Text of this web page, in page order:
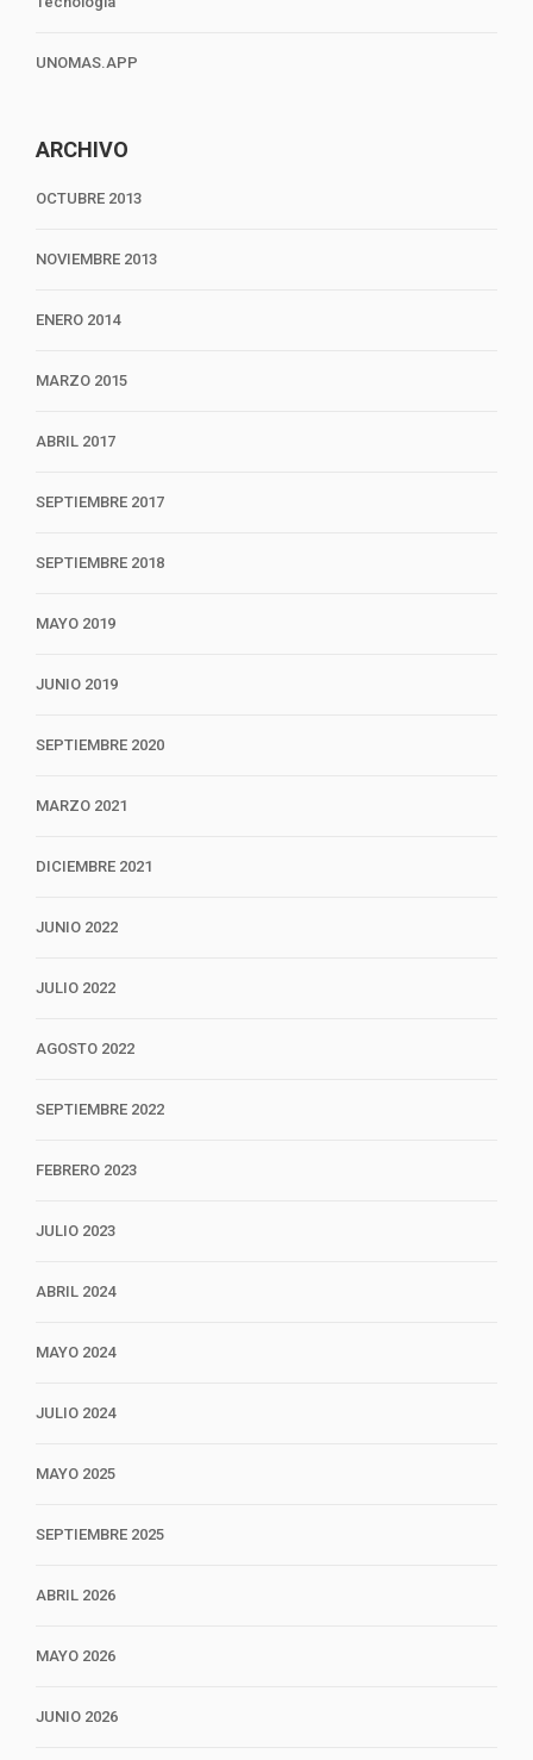
UNOMAS.APP
ARCHIVO
OCTUBRE 2013
NOVIEMBRE 2013
ENERO 2014
MARZO 2015
ABRIL 2017
SEPTIEMBRE 2017
SEPTIEMBRE 2018
MAYO 2019
JUNIO 2019
SEPTIEMBRE 2020
MARZO 2021
DICIEMBRE 2021
JUNIO 2022
JULIO 2022
AGOSTO 2022
SEPTIEMBRE 2022
FEBRERO 2023
JULIO 2023
ABRIL 2024
MAYO 2024
JULIO 2024
MAYO 2025
SEPTIEMBRE 2025
ABRIL 2026
MAYO 2026
JUNIO 2026